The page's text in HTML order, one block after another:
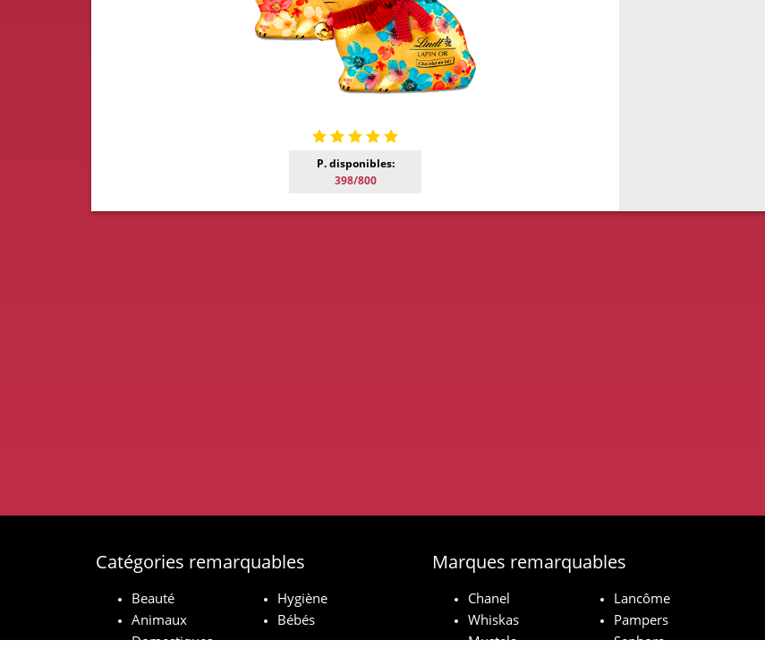
P. disponibles:
398/800
Catégories remarquables
Beauté
Hygiène
Animaux
Domestiques
Bébés
Marques remarquables
Chanel
Lancôme
Whiskas
Pampers
Mustela
Sephora